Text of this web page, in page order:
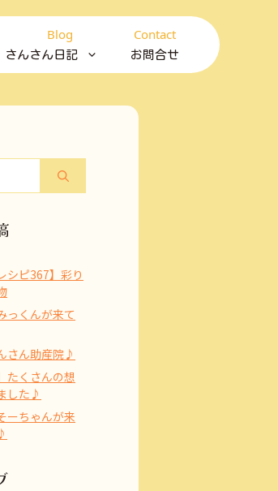
Blog
さんさん日記
Contact
お問合せ
シピ367】彩り
っくんが来て
さん助産院♪
たくさんの想
した♪
ーちゃんが来